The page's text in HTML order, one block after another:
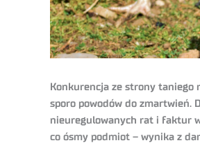
Konkurencja ze strony
sporo powodów do zmartwień.
nieuregulowanych rat i faktur
co ósmy podmiot – wynika z